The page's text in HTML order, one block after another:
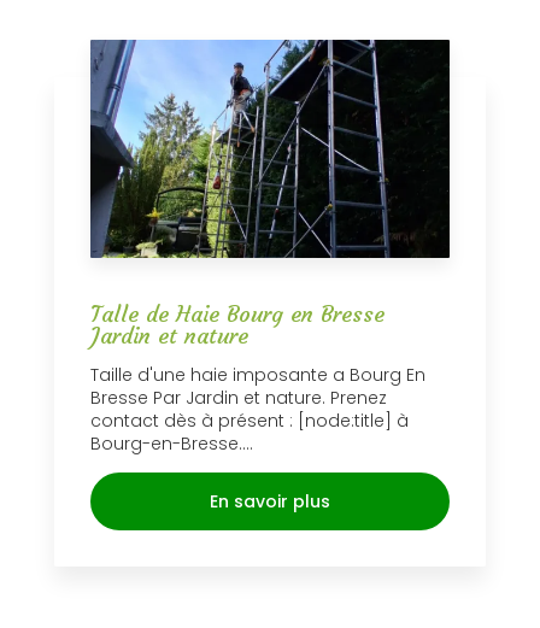
Talle de Haie Bourg en Bresse
Jardin et nature
Taille d'une haie imposante a Bourg En
Bresse Par Jardin et nature. Prenez
contact dès à présent : [node:title] à
Bourg-en-Bresse....
En savoir plus